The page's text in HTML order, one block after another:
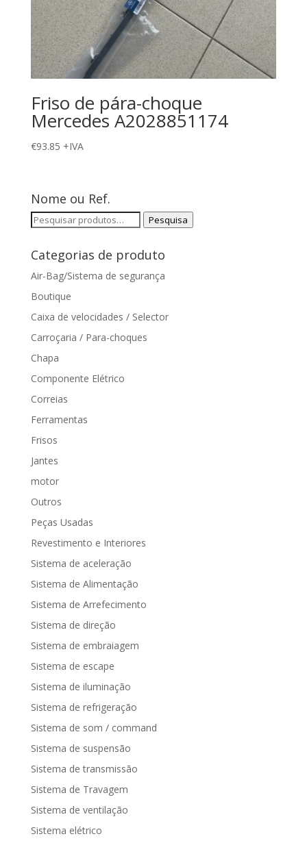
Friso de pára-choque
Mercedes A2028851174
€93.85 +IVA
Nome ou Ref.
Pesquisar
Pesquisa
Categorias de produto
Air-Bag/Sistema de segurança
Boutique
Caixa de velocidades / Selector
Carroçaria / Para-choques
Chapa
Componente Elétrico
Correias
Ferramentas
Frisos
Jantes
motor
Outros
Peças Usadas
Revestimento e Interiores
Sistema de aceleração
Sistema de Alimentação
Sistema de Arrefecimento
Sistema de direção
Sistema de embraiagem
Sistema de escape
Sistema de iluminação
Sistema de refrigeração
Sistema de som / command
Sistema de suspensão
Sistema de transmissão
Sistema de Travagem
Sistema de ventilação
Sistema elétrico